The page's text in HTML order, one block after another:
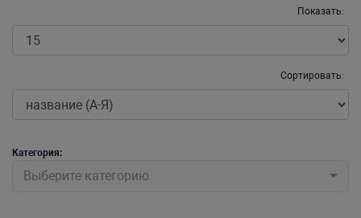
Показать:
Сортировать:
Категория:
Выберите категорию